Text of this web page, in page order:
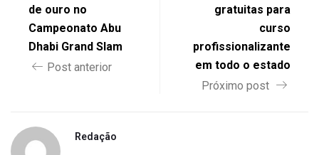
de ouro no
Campeonato Abu
Dhabi Grand Slam
Post anterior
gratuitas para
curso
profissionalizante
em todo o estado
Próximo post
Redação